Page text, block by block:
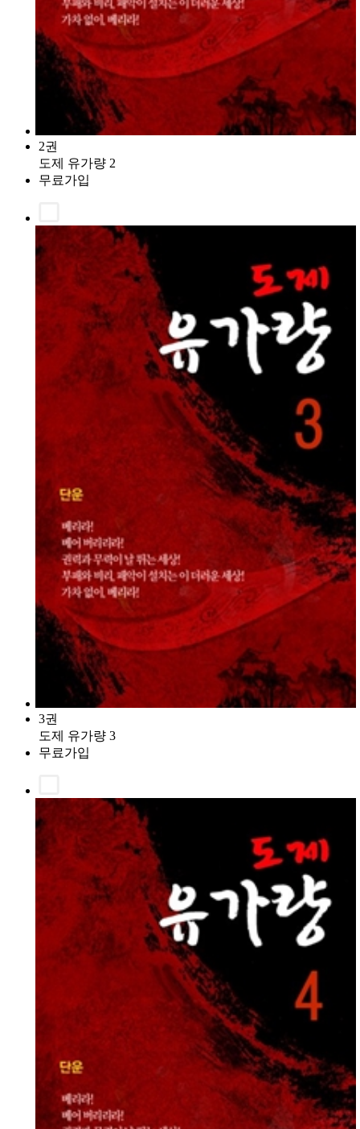
2권
도제 유가량 2
무료가입
3권
도제 유가량 3
무료가입